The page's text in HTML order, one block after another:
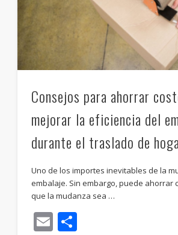
Consejos para ahorrar
mejorar la eficiencia del
durante el traslado de
Uno de los importes inevitables de la
embalaje. Sin embargo, puede ahorrar
que la mudanza sea …
Email